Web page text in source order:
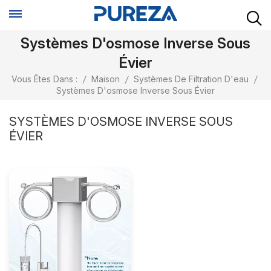
Systèmes D'osmose Inverse Sous
Évier
Vous Êtes Dans : / Maison / Systèmes De Filtration D'eau
/
Systèmes D'osmose Inverse Sous Évier
SYSTÈMES D'OSMOSE INVERSE SOUS
ÉVIER